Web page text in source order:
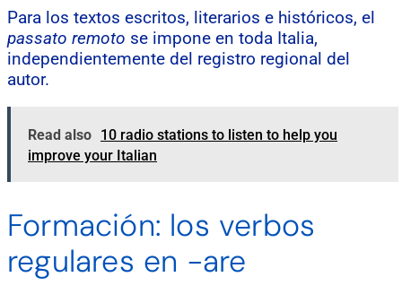
Para los textos escritos, literarios e históricos, el
passato remoto se impone en toda Italia,
independientemente del registro regional del
autor.
Read also 10 radio stations to listen to help you
improve your Italian
Formación: los verbos
regulares en -are